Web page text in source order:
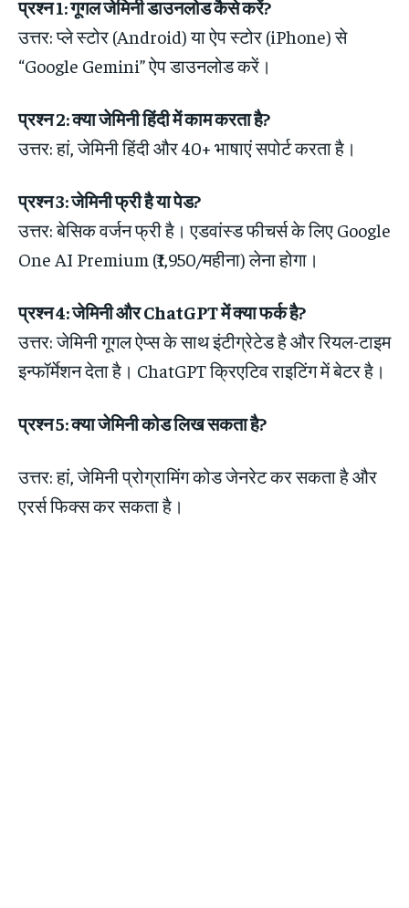
प्रश्न 1: गूगल जेमिनी डाउनलोड कैसे करें?
उत्तर: प्ले स्टोर (Android) या ऐप स्टोर (iPhone) से
“Google Gemini” ऐप डाउनलोड करें।
प्रश्न 2: क्या जेमिनी हिंदी में काम करता है?
उत्तर: हां, जेमिनी हिंदी और 40+ भाषाएं सपोर्ट करता है।
प्रश्न 3: जेमिनी फ्री है या पेड?
उत्तर: बेसिक वर्जन फ्री है। एडवांस्ड फीचर्स के लिए Google
One AI Premium (₹1,950/महीना) लेना होगा।
प्रश्न 4: जेमिनी और ChatGPT में क्या फर्क है?
उत्तर: जेमिनी गूगल ऐप्स के साथ इंटीग्रेटेड है और रियल-टाइम
इन्फॉर्मेशन देता है। ChatGPT क्रिएटिव राइटिंग में बेटर है।
प्रश्न 5: क्या जेमिनी कोड लिख सकता है?
उत्तर: हां, जेमिनी प्रोग्रामिंग कोड जेनरेट कर सकता है और
एरर्स फिक्स कर सकता है।